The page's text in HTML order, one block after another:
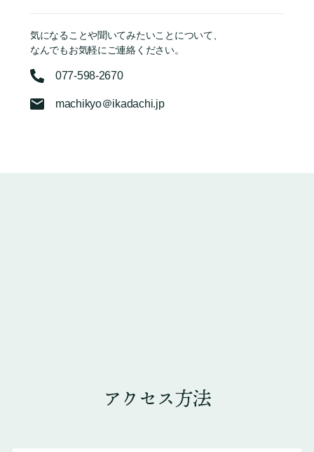
気になることや聞いてみたいことについて、
なんでもお気軽にご連絡ください。
077-598-2670
machikyo＠ikadachi.jp
アクセス方法